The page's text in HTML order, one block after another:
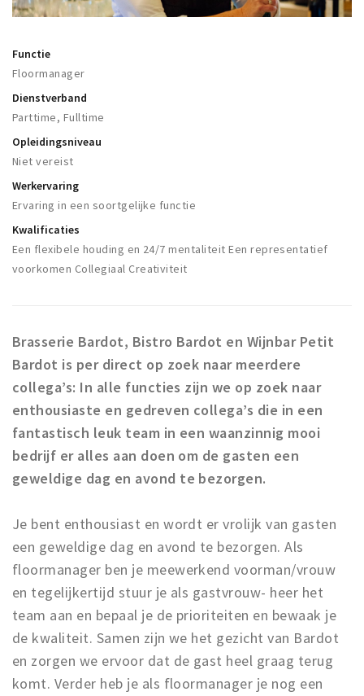
Zorgverzekering
Q&A
KORTING
Draai aan het rad!
VRIJE TIJD
Sport
Nieuws
Agenda
Uitjes & activiteiten
Studentenroutes
Natuurgebieden
Party pics
Eten
Drinken
Recreatief
Winkels
Winkelgebieden
Deals
Parkeren
Inloggen
Functie
Floormanager
Dienstverband
Parttime, Fulltime
Opleidingsniveau
Niet vereist
Werkervaring
Ervaring in een soortgelijke functie
Kwalificaties
Een flexibele houding en 24/7 mentaliteit Een representatief
voorkomen Collegiaal Creativiteit
Brasserie Bardot, Bistro Bardot en Wijnbar Petit
Bardot is per direct op zoek naar meerdere
collega’s: In alle functies zijn we op zoek naar
enthousiaste en gedreven collega’s die in een
fantastisch leuk team in een waanzinnig mooi
bedrijf er alles aan doen om de gasten een
geweldige dag en avond te bezorgen.
Je bent enthousiast en wordt er vrolijk van gasten
een geweldige dag en avond te bezorgen. Als
floormanager ben je meewerkend voorman/vrouw
en tegelijkertijd stuur je als gastvrouw- heer het
team aan en bepaal je de prioriteiten en bewaak je
de kwaliteit. Samen zijn we het gezicht van Bardot
en zorgen we ervoor dat de gast heel graag terug
komt. Verder heb je als floormanager je nog een